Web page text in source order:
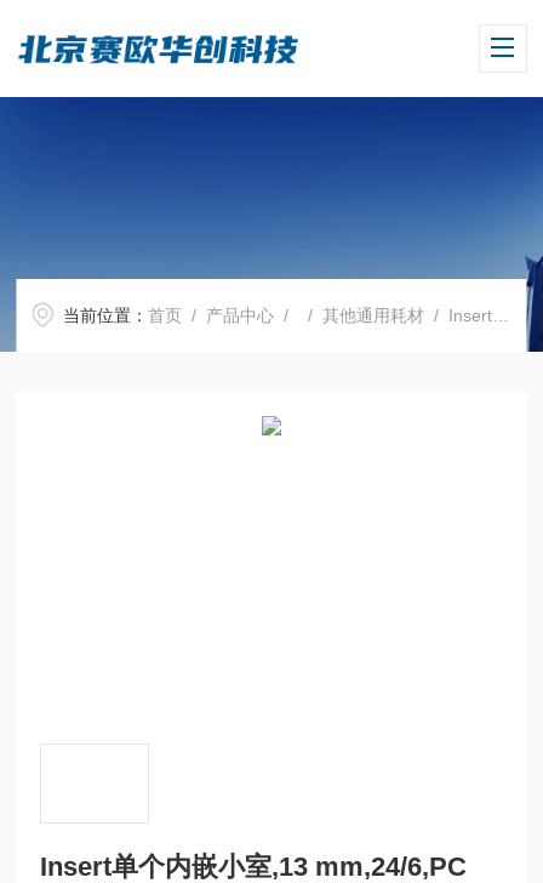
当前位置：首页 / 产品中心 / /其他通用耗材 / Insert单个内嵌小室,13 mm,24/6,PC膜，8.0μm
Insert单个内嵌小室,13 mm,24/6,PC